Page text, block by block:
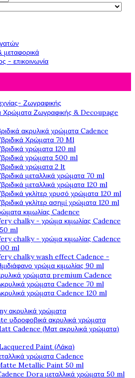
μεταφορικά
- επικοινωνία
Ζωγραφικής
Χρώματα Ζωγραφικής & Decoupage
ακρυλικά χρώματα Cadence
Χρώματα 70 Ml
χρώματα 120 ml
χρώματα 500 ml
χρώματα 2 lt
μεταλλικά χρώματα 70 ml
μεταλλικά χρώματα 120 ml
γκλίτερ χρυσό χρώματα 120 ml
γκλίτερ ασημί χρώματα 120 ml
κιμωλίας Cadence
chalky - χρώμα κιμωλίας Cadence
ml
chalky - χρώμα κιμωλίας Cadence
ml
chalky wash effect Cadence -
χρώμα κιμωλίας 90 ml
χρώματα premium Cadence
χρώματα Cadence 70 ml
χρώματα Cadence 120 ml
ακρυλικά χρώματα
υδροφοβικά ακρυλικά χρώματα
Cadence (Ματ ακρυλικά χρώματα)
Paint (Λάκα)
χρώματα Cadence
Metallic Paint 50 ml
Dora μεταλλικά χρώματα 50 ml